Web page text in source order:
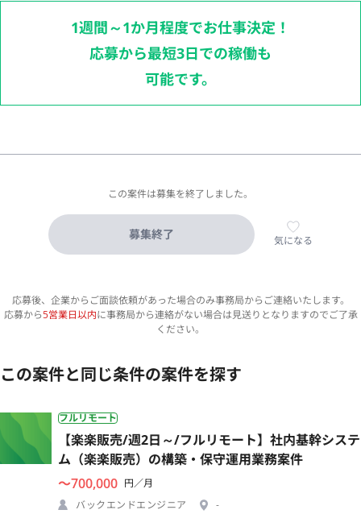
1週間～1か月程度でお仕事決定！
応募から最短3日での稼働も
可能です。
この案件は募集を終了しました。
募集終了 気になる
応募後、企業からご面談依頼があった場合のみ事務局からご連絡いたします。
応募から5営業日以内に事務局から連絡がない場合は見送りとなりますのでご了承
ください。
この案件と同じ条件の案件を探す
フルリモート
【楽楽販売/週2日～/フルリモート】社内基幹システ
ム（楽楽販売）の構築・保守運用業務案件
〜700,000 円／月
バックエンドエンジニア
-